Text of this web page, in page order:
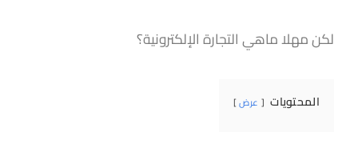
لكن مهلا ماهي التجارة الإلكترونية؟
المحتويات عرض